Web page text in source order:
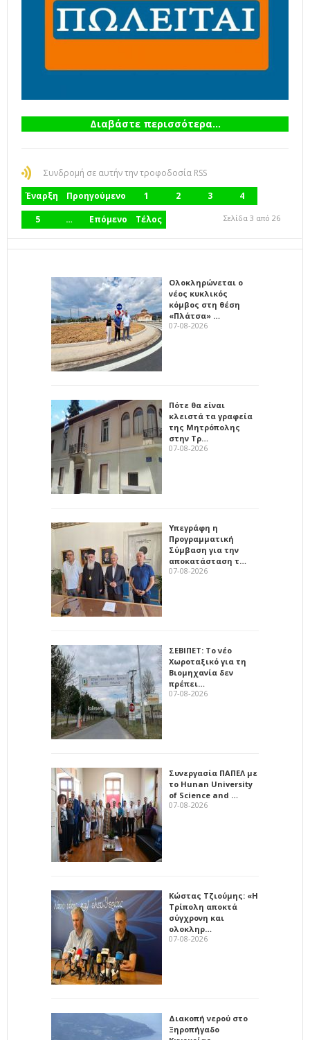
Διαβάστε περισσότερα...
Συνδρομή σε αυτήν την τροφοδοσία RSS
Έναρξη
Προηγούμενο 1 2 3
4
5
… Επόμενο Τέλος Σελίδα 3 από 26
Ολοκληρώνεται ο
νέος κυκλικός
κόμβος στη θέση
«Πλάτσα» …
07-08-2026
Πότε θα είναι
κλειστά τα γραφεία
της Μητρόπολης
στην Τρ…
07-08-2026
Υπεγράφη η
Προγραμματική
Σύμβαση για την
αποκατάσταση τ…
07-08-2026
ΣΕΒΙΠΕΤ: Το νέο
Χωροταξικό για τη
Βιομηχανία δεν
πρέπει…
07-08-2026
Συνεργασία ΠΑΠΕΛ με
το Hunan University
of Science and …
07-08-2026
Κώστας Τζιούμης: «Η
Τρίπολη αποκτά
σύγχρονη και
ολοκληρ…
07-08-2026
Διακοπή νερού στο
Ξηροπήγαδο